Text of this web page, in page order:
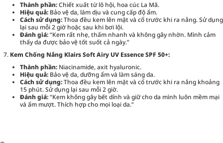
Thành phần:Chiết xuất từ lô hội, hoa cúc La Mã.
Hiệu quả: Bảo vệ da, làm dịu và cung cấp độ ẩm.
Cách sử dụng:Thoa đều kem lên mặt và cổ trước khi ra nắng. Sử dụng
lại sau mỗi 2 giờ hoặc sau khi bơi lội.
Đánh giá:“Kem rất nhẹ, thấm nhanh và không gây nhờn. Mình cảm
thấy da được bảo vệ tốt suốt cả ngày.”
Kem Chống Nắng Klairs Soft Airy UV Essence SPF 50+:
Thành phần: Niacinamide, axit hyaluronic.
Hiệu quả: Bảo vệ da, dưỡng ẩm và làm sáng da.
Cách sử dụng:Thoa đều kem lên mặt và cổ trước khi ra nắng khoảng
15 phút. Sử dụng lại sau mỗi 2 giờ.
Đánh giá:“Kem không gây bết dính và giữ cho da mình luôn mềm mại
và ẩm mượt. Thích hợp cho mọi loại da.”